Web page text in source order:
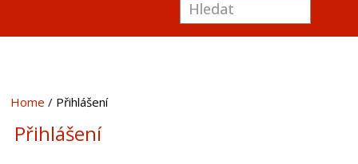
Home Přihlášení
Přihlášení